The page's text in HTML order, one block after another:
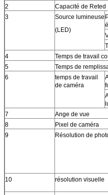
2
Capacité de Reted
3
Source lumineuse
(LED)
4
Temps de travail
5
Temps de
6
temps de travail
de caméra
7 Ange de vue
8
Pixel de caméra
9
Résolution de
10 résolution visuelle